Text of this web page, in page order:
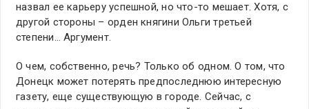
назвал ее карьеру успешной, но что-то мешает. Хотя, с
другой стороны – орден княгини Ольги третьей
степени… Аргумент.
О чем, собственно, речь? Только об одном. О том, что
Донецк может потерять предпоследнюю интересную
газету, еще существующую в городе. Сейчас, с